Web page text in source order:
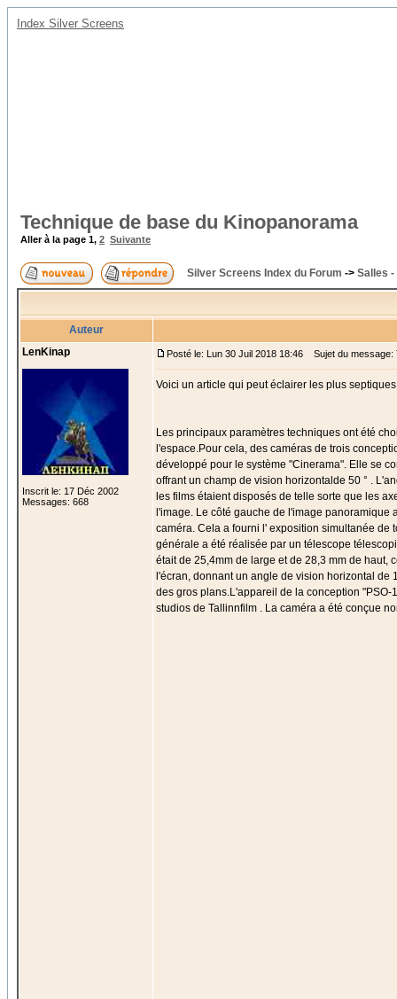
Index Silver Screens
Technique de base du Kinopanorama
Aller à la page 1, 2 Suivante
Silver Screens Index du Forum -> Salles
Auteur
LenKinap
Inscrit le: 17 Déc 2002
Messages: 668
Posté le: Lun 30 Juil 2018 18:46 Sujet du message:
Voici un article qui peut éclairer les plus
Les principaux paramètres techniques ont été
l'espace.Pour cela, des caméras de trois
développé pour le système "Cinerama". Elle se
offrant un champ de vision horizontalde 50 ° .
les films étaient disposés de telle sorte que les
l'image. Le côté gauche de l'image
caméra. Cela a fourni l' exposition simultanée de
générale a été réalisée par un télescope
était de 25,4mm de large et de 28,3 mm de haut,
l'écran, donnant un angle de vision horizontal
des gros plans.L'appareil de la conception
studios de Tallinnfilm . La caméra a été conçue